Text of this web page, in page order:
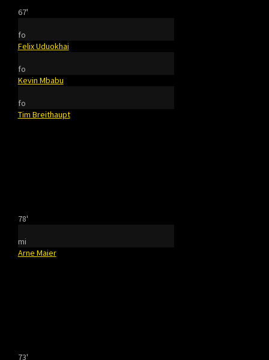
67'
fo
Felix Uduokhai
fo
Kevin Mbabu
fo
Tim Breithaupt
78'
mi
Arne Maier
73'